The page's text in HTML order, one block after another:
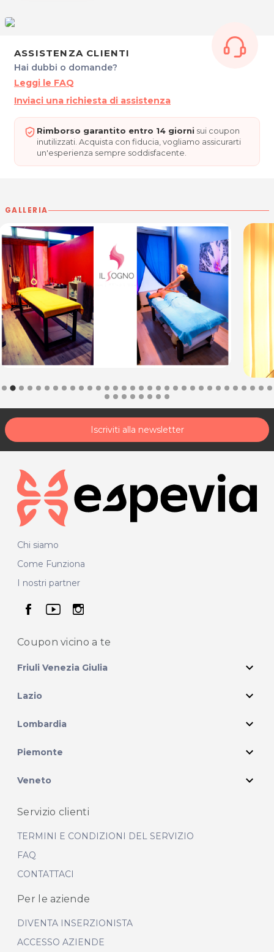
Piazzetta Costantini 14
33170 Pordenone
P.IVA 01795600939
Per ulteriori informazioni sull'offerta o sulle modalità di acquisto
scrivi aposta@espevia.it.
ASSISTENZA CLIENTI
Hai dubbi o domande?
Leggi le FAQ
Inviaci una richiesta di assistenza
Rimborso garantito entro 14 giorni sui coupon
inutilizzati. Acquista con fiducia, vogliamo assicurarti
un'esperienza sempre soddisfacente.
GALLERIA
Iscriviti alla newsletter
Chi siamo
Come Funziona
I nostri partner
seguici su facebook
seguici su youtube
seguici su instagram
Coupon vicino a te
Friuli Venezia Giulia expand_more
Lazio expand_more
Lombardia expand_more
Piemonte expand_more
Veneto expand_more
Servizio clienti
TERMINI E CONDIZIONI DEL SERVIZIO
FAQ
CONTATTACI
Per le aziende
DIVENTA INSERZIONISTA
ACCESSO AZIENDE